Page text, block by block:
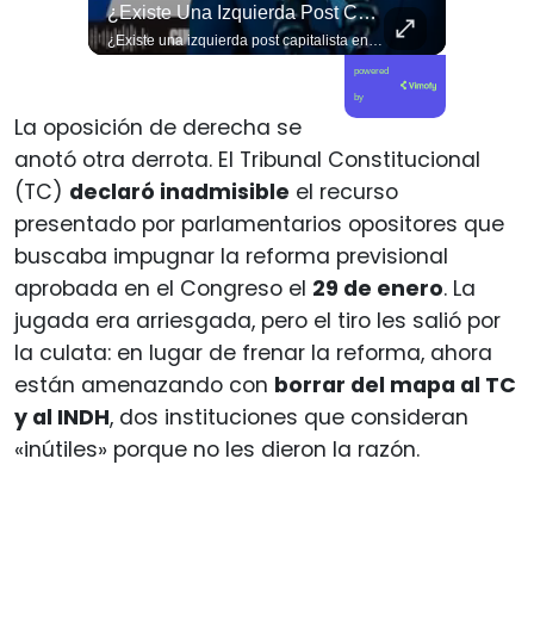
¿Existe Una Izquierda Post Capitalista En Chile?
¿Existe una izquierda post capitalista en Chile? 🤔 Esta semana tuvimos panelazo en Gobierno de Emergencia con @giordanociudadano @jpsanhuezatortella y @naticastilloabogada 🔥
powered
by
La oposición de derecha se
anotó otra derrota. El Tribunal Constitucional
(TC) declaró inadmisible el recurso
presentado por parlamentarios opositores que
buscaba impugnar la reforma previsional
aprobada en el Congreso el 29 de enero. La
jugada era arriesgada, pero el tiro les salió por
la culata: en lugar de frenar la reforma, ahora
están amenazando con borrar del mapa al TC
y al INDH, dos instituciones que consideran
«inútiles» porque no les dieron la razón.